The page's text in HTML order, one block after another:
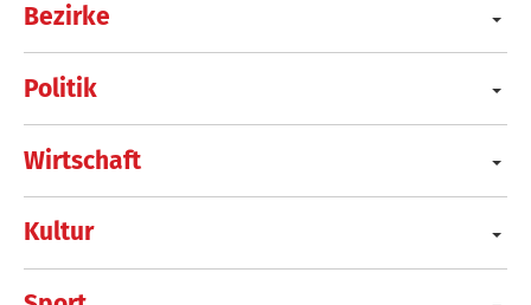
Bezirke
Politik
Wirtschaft
Kultur